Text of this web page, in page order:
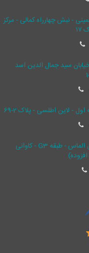
- نبش چهارراه کمالی - مرکز
سید جمال ‌الدین اسد
- لاین اطلسی - پلاک 2-69
ایران مال - ایوان الماس - طبقه G3 - کاوانی